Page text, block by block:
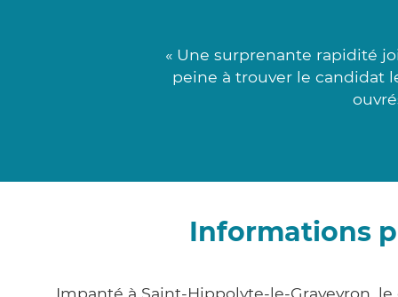
« Une surprenante rapidité
peine à trouver le candidat
Informations